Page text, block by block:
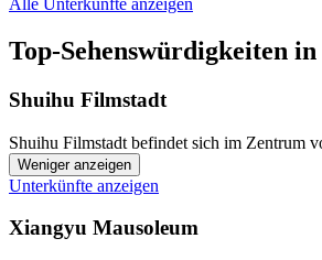
Alle Unterkünfte anzeigen
Top-Sehenswürdigkeiten
Shuihu Filmstadt
Shuihu Filmstadt befindet sich im Zentrum
Weniger anzeigen
Unterkünfte anzeigen
Xiangyu Mausoleum